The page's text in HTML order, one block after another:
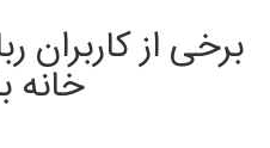
برخی از کاربران
خانه